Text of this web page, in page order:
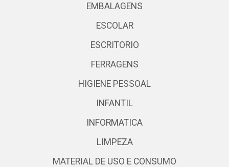
EMBALAGENS
ESCOLAR
ESCRITORIO
FERRAGENS
HIGIENE PESSOAL
INFANTIL
INFORMATICA
LIMPEZA
MATERIAL DE USO E CONSUMO